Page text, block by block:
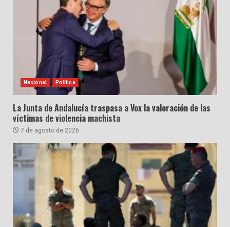
Nacional Política
La Junta de Andalucía traspasa a Vox la valoración de las
víctimas de violencia machista
7 de agosto de 2026